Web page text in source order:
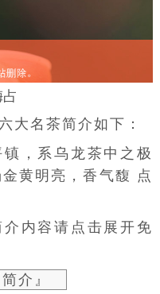
大名茶简介如下：
，系乌龙茶中之极
黄明亮，香气馥 点
内容请点击展开免
介』